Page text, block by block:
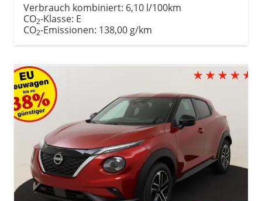
Verbrauch kombiniert: 6,10 l/100km
CO2-Klasse: E
CO2-Emissionen: 138,00 g/km